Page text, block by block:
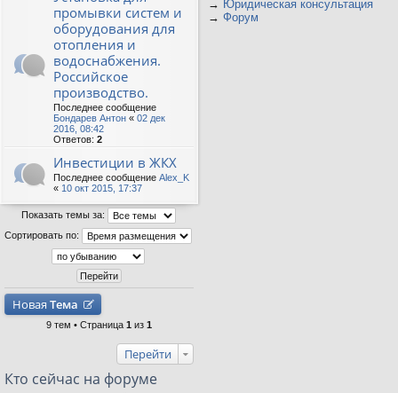
промывки систем и
оборудования для
отопления и
водоснабжения.
Российское
производство.
Последнее сообщение
Бондарев Антон « 02 дек
2016, 08:42
Ответов: 2
Инвестиции в ЖКХ
Последнее сообщение Alex_K
« 10 окт 2015, 17:37
Показать темы за:
Сортировать по:
Новая Тема
9 тем • Страница 1 из 1
Перейти
Кто сейчас на форуме
→ Юридическая консультация
→ Форум